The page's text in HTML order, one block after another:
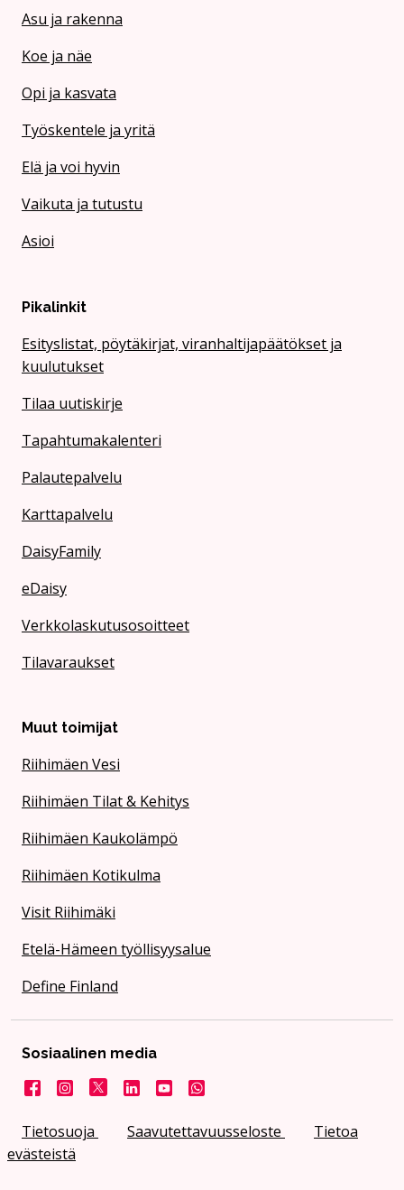
Asu ja rakenna
Koe ja näe
Opi ja kasvata
Työskentele ja yritä
Elä ja voi hyvin
Vaikuta ja tutustu
Asioi
Pikalinkit
Esityslistat, pöytäkirjat, viranhaltijapäätökset ja
kuulutukset
Tilaa uutiskirje
Tapahtumakalenteri
Palautepalvelu
Karttapalvelu
DaisyFamily
eDaisy
Verkkolaskutusosoitteet
Tilavaraukset
Muut toimijat
Riihimäen Vesi
Riihimäen Tilat & Kehitys
Riihimäen Kaukolämpö
Riihimäen Kotikulma
Visit Riihimäki
Etelä-Hämeen työllisyysalue
Define Finland
Tietosuoja Saavutettavuusseloste
Tietoa
evästeistä
Sosiaalinen media
FacebookInstagram
X LinkedInYouTubeKaupunki WhatsApissa